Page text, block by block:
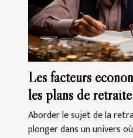
Les facteurs
les plans de
Aborder le sujet de la
plonger dans un univers